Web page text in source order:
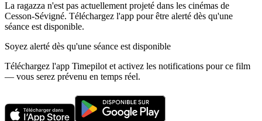
La ragazza n'est pas actuellement projeté dans les cinémas de
Cesson-Sévigné. Téléchargez l'app pour être alerté dès qu'une
séance est disponible.
Soyez alerté dès qu'une séance est disponible
Téléchargez l'app Timepilot et activez les notifications pour ce film
— vous serez prévenu en temps réel.